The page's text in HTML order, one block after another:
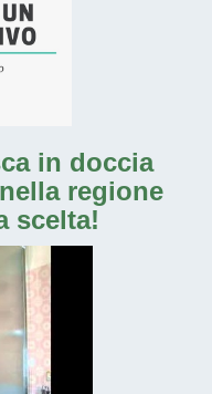
in doccia
regione
scelta!